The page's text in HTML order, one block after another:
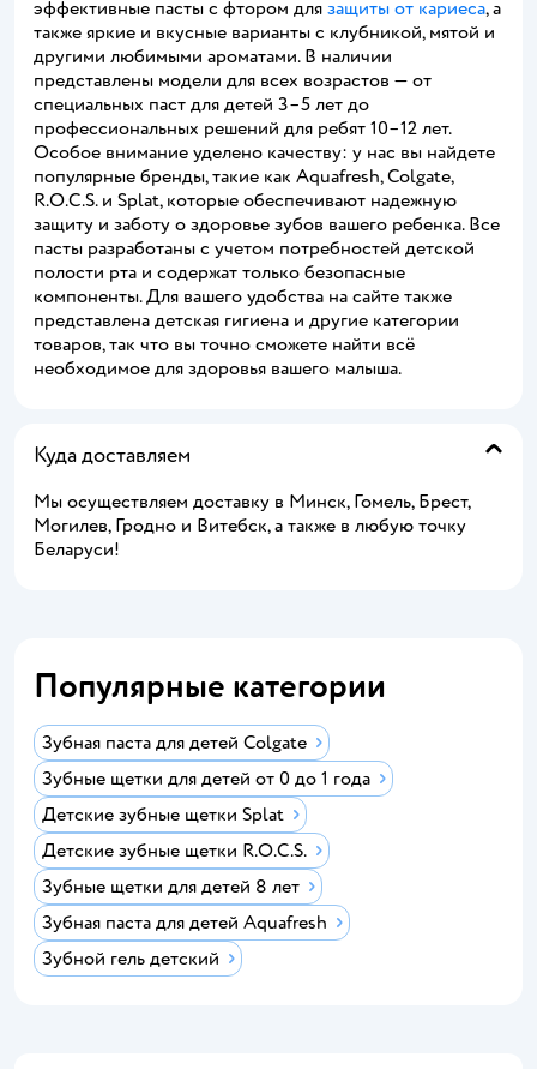
эффективные пасты с фтором для защиты от кариеса, а
также яркие и вкусные варианты с клубникой, мятой и
другими любимыми ароматами. В наличии
представлены модели для всех возрастов — от
специальных паст для детей 3–5 лет до
профессиональных решений для ребят 10–12 лет.
Особое внимание уделено качеству: у нас вы найдете
популярные бренды, такие как Aquafresh, Colgate,
R.O.C.S. и Splat, которые обеспечивают надежную
защиту и заботу о здоровье зубов вашего ребенка. Все
пасты разработаны с учетом потребностей детской
полости рта и содержат только безопасные
компоненты. Для вашего удобства на сайте также
представлена детская гигиена и другие категории
товаров, так что вы точно сможете найти всё
необходимое для здоровья вашего малыша.
Куда доставляем
Мы осуществляем доставку в Минск, Гомель, Брест,
Могилев, Гродно и Витебск, а также в любую точку
Беларуси!
Популярные категории
Зубная паста для детей Colgate
Зубные щетки для детей от 0 до 1 года
Детские зубные щетки Splat
Детские зубные щетки R.O.C.S.
Зубные щетки для детей 8 лет
Зубная паста для детей Aquafresh
Зубной гель детский